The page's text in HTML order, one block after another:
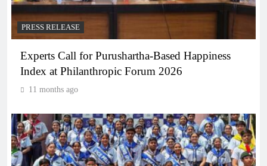
PRESS RELEASE
Experts Call for Purushartha-Based Happiness
Index at Philanthropic Forum 2026
11 months ago